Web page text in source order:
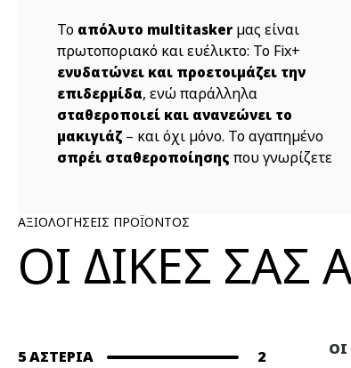
Το απόλυτο multitasker μας είναι
πρωτοποριακό και ευέλικτο: Το Fix+
ενυδατώνει και προετοιμάζει την
επιδερμίδα, ενώ παράλληλα
σταθεροποιεί και ανανεώνει το
μακιγιάζ – και όχι μόνο. Το αγαπημένο
σπρέι σταθεροποίησης που γνωρίζετε
ΑΞΙΟΛΟΓΗΣΕΙΣ ΠΡΟΪΟΝΤΟΣ
ΟΙ ΔΙΚΕΣ ΣΑΣ
5 ΑΣΤΈΡΙΑ
2